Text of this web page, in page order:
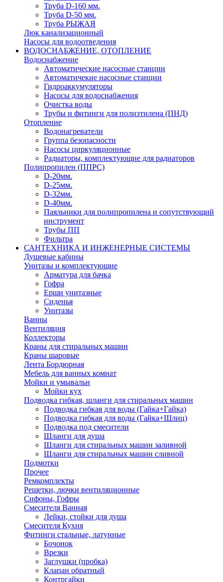
Труба D-160 мм.
Труба D-50 мм.
Труба РЫЖАЯ
Люк канализационный
Насосы для водоотведения
ВОДОСНАБЖЕНИЕ, ОТОПЛЕНИЕ
Водоснабжение
Автоматичеcкие насосные станции
Автоматичекие насосные станции
Гидроаккумуляторы
Насосы для водоснабжения
Очистка воды
Трубы и фитинги для полиэтилена (ПНД)
Отопление
Водонагреватели
Группа безопасности
Насосы циркуляционные
Радиаторы, комплектующие для радиаторов
Полипропилен (ППРС)
D-20мм.
D-25мм.
D-32мм.
D-40мм.
Паяльники для полипропилена и сопутствующий
инструмент
Трубы ПП
Фильтра
САНТЕХНИКА И ИНЖЕНЕРНЫЕ СИСТЕМЫ
Душевые кабины
Унитазы и комплектующие
Арматура для бачка
Гофра
Ерши унитазные
Сиденья
Унитазы
Ванны
Вентиляция
Коллекторы
Краны для стиральных машин
Краны шаровые
Лента Бордюрная
Мебель для ванных комнат
Мойки и умывальн
Мойки кух
Подводка гибкая, шланги для стиральных машин
Подводка гибкая для воды (Гайка+Гайка)
Подводка гибкая для воды (Гайка+Шлиц)
Подводка под смесители
Шланги для душа
Шланги для стиральных машин заливной
Шланги для стиральных машин сливной
Подмотки
Прочее
Ремкомплекты
Решетки, лючки вентиляционные
Сифоны, Гофры
Смесителя Ванная
Лейки, стойки для душа
Смесителя Кухня
Фитинги стальные, латунные
Бочонок
Врезки
Заглушки (пробка)
Клапан обратный
Контргайки